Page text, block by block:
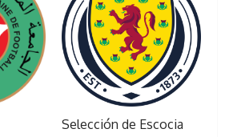
Selección de Escocia